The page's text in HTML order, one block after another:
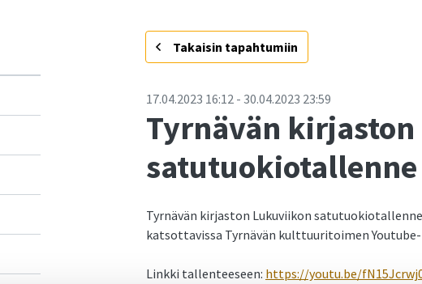
- Takaisin tapahtumiin
17.04.2023 16:12 - 30.04.2023 23:59
Tyrnävän kirjaston
satutuokiotallenne
Tyrnävän kirjaston Lukuviikon
katsottavissa Tyrnävän kulttuuritoimen Youtube-
Linkki tallenteeseen: https://youtu.be/